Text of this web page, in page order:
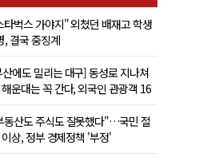
타벅스 가야지" 외쳤던 배재고 학생
, 결국 중징계
에도 밀리는 대구] 동성로 지나쳐
운대는 꼭 간다, 외국인 관광객 16
동산도 주식도 잘못했다"…국민 절
상, 정부 경제정책 '부정'